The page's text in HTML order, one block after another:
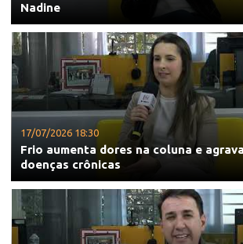
Nadine
17/07/2026 18:30
Frio aumenta dores na coluna e
doenças crônicas